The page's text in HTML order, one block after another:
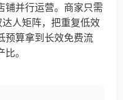
铺并行运营。商家只需
人矩阵，把重复低效
预算拿到长效免费流
。